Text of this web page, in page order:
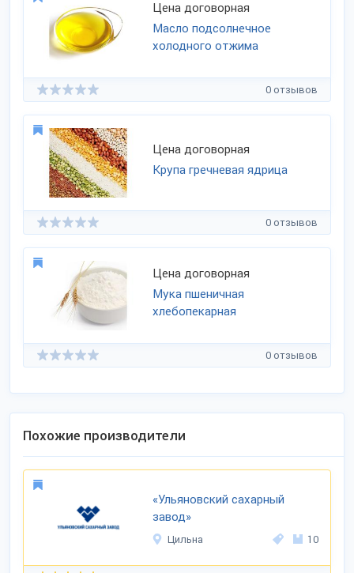
Цена договорная
Масло подсолнечное
холодного отжима
0 отзывов
Цена договорная
Крупа гречневая ядрица
0 отзывов
Цена договорная
Мука пшеничная
хлебопекарная
0 отзывов
Похожие производители
«Ульяновский сахарный
завод»
Цильна 10